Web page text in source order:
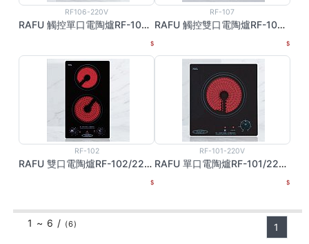
RF106-220V
RAFU 觸控單口電陶爐RF-106/ 220V
RF-107
RAFU 觸控雙口電陶爐RF-107/ 220V
RF-102
RAFU 雙口電陶爐RF-102/220V
RF-101-220V
RAFU 單口電陶爐RF-101/220V
1 ~ 6 / (6) 1